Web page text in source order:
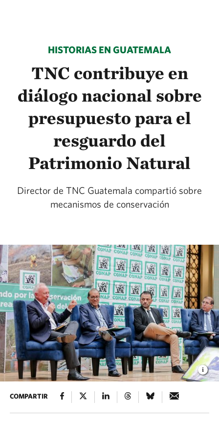
HISTORIAS EN GUATEMALA
TNC contribuye en
diálogo nacional sobre
presupuesto para el
resguardo del
Patrimonio Natural
Director de TNC Guatemala compartió sobre
mecanismos de conservación
COMPARTIR